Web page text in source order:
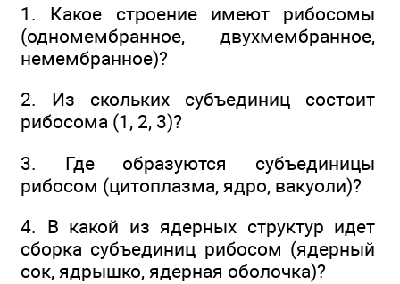
1. Какое строение имеют рибосомы
(одномембранное, двухмембранное,
немембранное)?
2. Из скольких субъединиц состоит
рибосома (1, 2, 3)?
3. Где образуются субъединицы
рибосом (цитоплазма, ядро, вакуоли)?
4. В какой из ядерных структур идет
сборка субъединиц рибосом (ядерный
сок, ядрышко, ядерная оболочка)?